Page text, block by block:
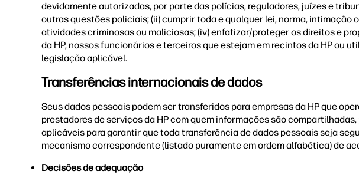
devidamente autorizadas, por parte das polícias, reguladores, juízes e
outras questões policiais; (ii) cumprir toda e qualquer lei, norma,
atividades criminosas ou maliciosas; (iv) enfatizar/proteger os direitos e
da HP, nossos funcionários e terceiros que estejam em recintos da HP ou
legislação aplicável.
Transferências internacionais de dados
Seus dados pessoais podem ser transferidos para empresas da HP que
prestadores de serviços da HP com quem informações são
aplicáveis para garantir que toda transferência de dados pessoais seja
mecanismo correspondente (listado puramente em ordem alfabética) de
Decisões de adequação